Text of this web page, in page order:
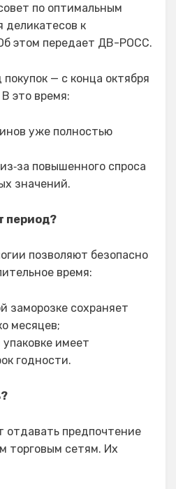
по оптимальным
деликатесов к
этом передает ДВ-РОСС.
— с конца октября
это время:
уже полностью
повышенного спроса
значений.
период?
позволяют безопасно
время:
заморозке сохраняет
месяцев;
имеет
годности.
отдавать предпочтение
торговым сетям. Их